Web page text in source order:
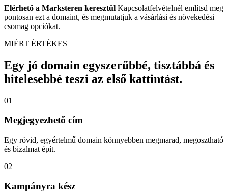
Elérhető a Marksteren keresztül Kapcsolatfelvételnél említsd meg
pontosan ezt a domaint, és megmutatjuk a vásárlási és növekedési
csomag opciókat.
MIÉRT ÉRTÉKES
Egy jó domain egyszerűbbé, tisztábbá és
hitelesebbé teszi az első kattintást.
01
Megjegyezhető cím
Egy rövid, egyértelmű domain könnyebben megmarad, megosztható
és bizalmat épít.
02
Kampányra kész